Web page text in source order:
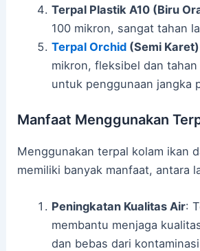
Terpal Plastik A10 (Biru
100 mikron, sangat tahan
Terpal Orchid(Semi Karet)
mikron, fleksibel dan
untuk penggunaan jangka
Manfaat Menggunakan
Menggunakan terpal kolam ikan
memiliki banyak manfaat, antara
Peningkatan Kualitas Air:
membantu menjaga
dan bebas dari